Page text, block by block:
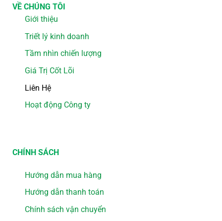
VỀ CHÚNG TÔI
Giới thiệu
Triết lý kinh doanh
Tầm nhìn chiến lượng
Giá Trị Cốt Lõi
Liên Hệ
Hoạt động Công ty
CHÍNH SÁCH
Hướng dẫn mua hàng
Hướng dẫn thanh toán
Chính sách vận chuyển